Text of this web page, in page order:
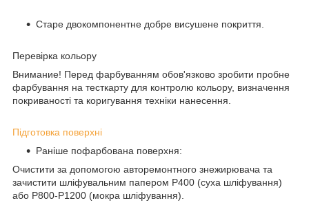
Старе двокомпонентне добре висушене покриття.
Перевірка кольору
Внимание! Перед фарбуванням обов'язково зробити пробне
фарбування на тесткарту для контролю кольору, визначення
покриваності та коригування техніки нанесення.
Підготовка поверхні
Раніше пофарбована поверхня:
Очистити за допомогою авторемонтного знежирювача та
зачистити шліфувальним папером Р400 (суха шліфування)
або Р800-Р1200 (мокра шліфування).